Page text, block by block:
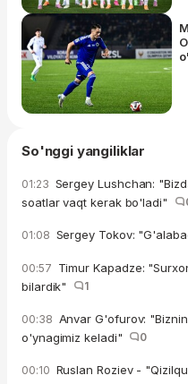
So'nggi yangiliklar
01:23 Sergey Lushchan:
soatlar vaqt kerak bo'ladi"
01:08 Sergey Tokov:
00:57 Timur Kapadze:
bilardik"
1
00:38 Anvar G'ofurov:
o'ynagimiz keladi"
0
00:10 Ruslan Roziev -